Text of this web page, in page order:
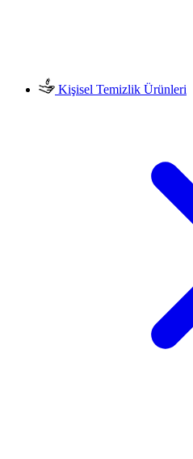
Kişisel Temizlik Ürünleri